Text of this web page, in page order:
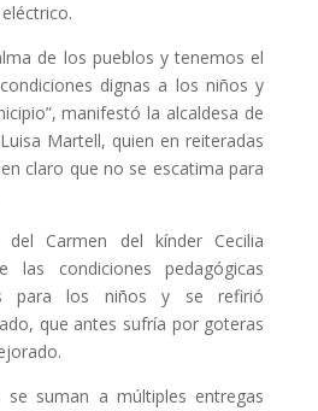
de los pueblos y tenemos el
dignas a los niños y
manifestó la alcaldesa de
Martell, quien en reiteradas
claro que no se escatima para
Carmen del kínder Cecilia
las condiciones pedagógicas
para los niños y se refirió
que antes sufría por goteras
se suman a múltiples entregas